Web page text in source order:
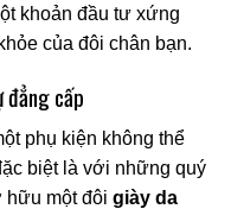
khoản đầu tư xứng
của đôi chân bạn.
đẳng cấp
phụ kiện không thể
biệt là với những quý
hữu một đôi giày da